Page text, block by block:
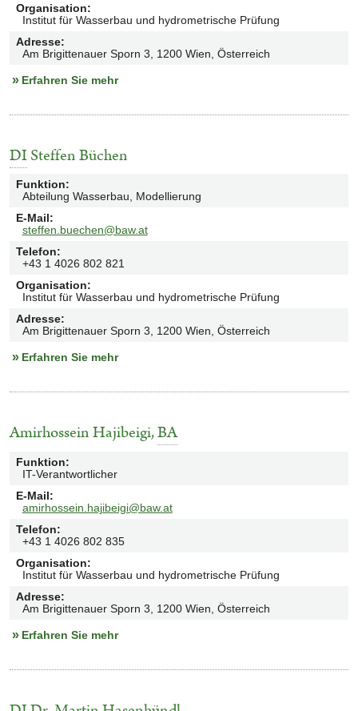
Organisation:
Institut für Wasserbau und hydrometrische Prüfung
Adresse:
Am Brigittenauer Sporn 3, 1200 Wien, Österreich
Erfahren Sie mehr
DISteffen Büchen
Funktion:
Abteilung Wasserbau, Modellierung
E-Mail:
steffen.buechen@baw.at
Telefon:
+43 1 4026 802 821
Organisation:
Institut für Wasserbau und hydrometrische Prüfung
Adresse:
Am Brigittenauer Sporn 3, 1200 Wien, Österreich
Erfahren Sie mehr
Amirhossein Hajibeigi,BA
Funktion:
IT-Verantwortlicher
E-Mail:
amirhossein.hajibeigi@baw.at
Telefon:
+43 1 4026 802 835
Organisation:
Institut für Wasserbau und hydrometrische Prüfung
Adresse:
Am Brigittenauer Sporn 3, 1200 Wien, Österreich
Erfahren Sie mehr